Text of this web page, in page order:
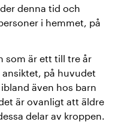
denna tid och
i hemmet, på
som är ett till tre år
ansiktet, på huvudet
även hos barn
är ovanligt att äldre
delar av kroppen.